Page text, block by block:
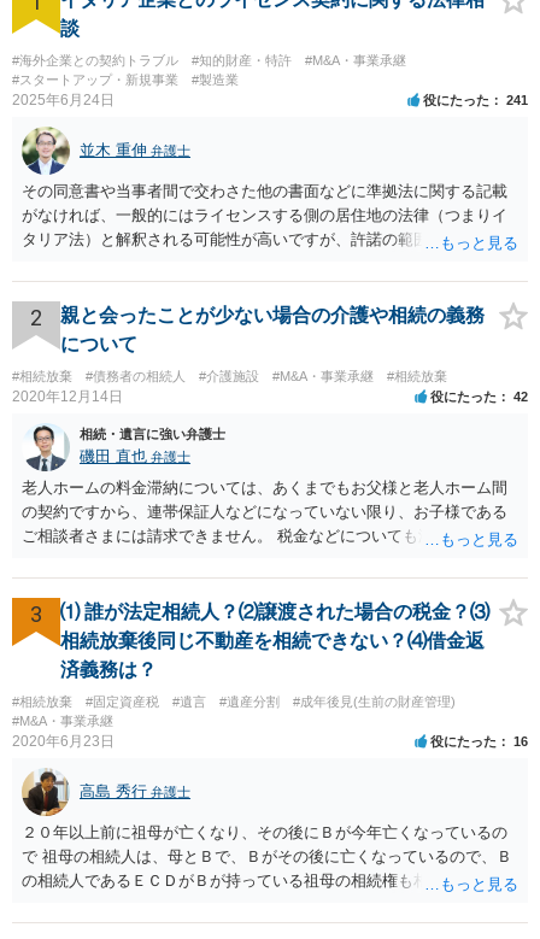
談
#海外企業との契約トラブル #知的財産・特許
#M&A・事業承継
#スタートアップ・新規事業
#製造業
2025年6月24日 役にたった 241
並木 重伸 弁護士
その同意書や当事者間で交わさた他の書面などに準拠法に関する記載
がなければ、一般的にはライセンスする側の居住地の法律（つまりイ
タリア法）と解釈される可能性が高いですが、許諾の範囲が日本国内
あります。 なお、仮に日本法になるとしても、新しい会社との間で契
約が有効かどうかは、ライセンスされた権利の種類（著作権、商標
権、特許権など）や契約の時期などを見て判断する必要があります。
いずれにせよ具体的事情が分からないと確定的な回答は難しいと思わ
れますので、弁護士に直接相談されることをお勧めします。
2
親と会ったことが少ない場合の介護や相続の義務
について
#相続放棄 #債務者の相続人 #介護施設 #M&A・事業承継 #相続放棄
2020年12月14日 役にたった 42
相続・遺言に強い弁護士
磯田 直也 弁護士
老人ホームの料金滞納については、あくまでもお父様と老人ホーム間
の契約ですから、連帯保証人などになっていない限り、お子様である
ご相談者さまには請求できません。 税金などについても滞納している
護受給の際に扶養できないかという連絡が役所から来ますが、できな
い旨回答すればそれまでです。 相続が開始した場合については先述の
通りです。 民法上の扶養義務はご相談者さまがお考えのほど強いもの
ではありません。 あくまでも、余力の範囲で認められるものです。 親
の介護は子供がみるという民法の条文はありません。 また、親に対す
る扶養義務は配偶者や子に対する扶養義務に比べて弱いものです。 生
まれてすぐ両親が離婚し、その後会っていなかったという事情も、扶
養義務の順位を下げる一つの理由になります。
3
⑴ 誰が法定相続人？⑵譲渡された場合の税金？⑶
相続放棄後同じ不動産を相続できない？⑷借金返
済義務は？
#相続放棄 #固定資産税 #遺言 #遺産分割
#成年後見(生前の財産管理)
#M&A・事業承継
2020年6月23日 役にたった 16
高島 秀行 弁護士
２０年以上前に祖母が亡くなり、その後にＢが今年亡くなっているの
で 祖母の相続人は、母とＢで、Ｂがその後に亡くなっているので、Ｂ
の相続人であるＥＣＤがＢが持っている祖母の相続権も相続すること
Ｅも行う必要があります。 Ｂの配偶者であるＥは常にＢの相続人とな